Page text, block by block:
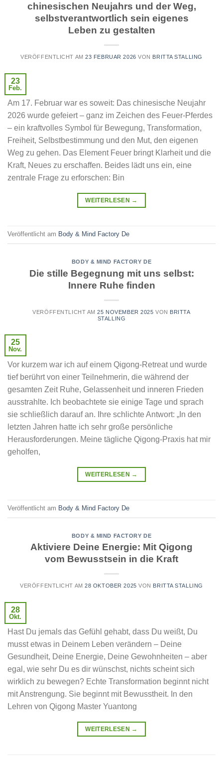
chinesischen Neujahrs und der Weg,
selbstverantwortlich sein eigenes
Leben zu gestalten
VERÖFFENTLICHT AM23 FEBRUAR 2026 VON BRITTA STALLING
23
Feb.
Am 17. Februar war es soweit: Das chinesische Neujahr
2026 wurde gefeiert – ganz im Zeichen des Feuer-Pferdes
– ein kraftvolles Symbol für Bewegung, Transformation,
Freiheit, Selbstbestimmung und den Mut, den eigenen
Weg zu gehen. Das Element Feuer bringt Klarheit und die
Kraft, Neues zu erschaffen. Beides lädt uns ein, eine
zentrale Frage zu erforschen: Bin
WEITERLESEN →
Veröffentlicht am Body & Mind Factory De
BODY & MIND FACTORY DE
Die stille Begegnung mit uns selbst:
Innere Ruhe finden
VERÖFFENTLICHT AM25 NOVEMBER 2025 VON BRITTA
STALLING
25
Nov.
Vor kurzem war ich auf einem Qigong-Retreat und wurde
tief berührt von einer Teilnehmerin, die während der
gesamten Zeit Ruhe, Gelassenheit und inneren Frieden
ausstrahlte. Ich beobachtete sie einige Tage und sprach
sie schließlich darauf an. Ihre schlichte Antwort: „In den
letzten Jahren hatte ich sehr große persönliche
Herausforderungen. Meine tägliche Qigong-Praxis hat mir
geholfen,
WEITERLESEN →
Veröffentlicht am Body & Mind Factory De
BODY & MIND FACTORY DE
Aktiviere Deine Energie: Mit Qigong
vom Bewusstsein in die Kraft
VERÖFFENTLICHT AM28 OKTOBER 2025 VON BRITTA STALLING
28
Okt.
Hast Du jemals das Gefühl gehabt, dass Du weißt, Du
musst etwas in Deinem Leben verändern – Deine
Gesundheit, Deine Energie, Deine Gewohnheiten – aber
egal, wie sehr Du es dir wünschst, nichts scheint sich
wirklich zu bewegen? Echte Transformation beginnt nicht
mit Anstrengung. Sie beginnt mit Bewusstheit. In den
Lehren von Qigong Master Yuantong
WEITERLESEN →